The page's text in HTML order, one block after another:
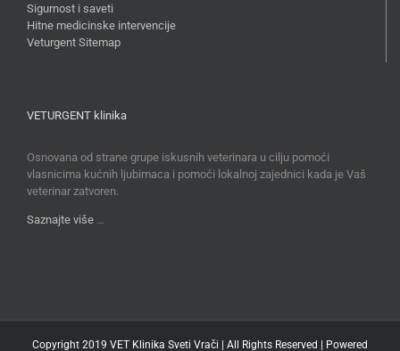
Sigurnost i saveti
Hitne medicinske intervencije
Veturgent Sitemap
VETURGENT klinika
Osnovana od strane grupe iskusnih veterinara u cilju pomoći
vlasnicima kućnih ljubimaca i pomoći lokalnoj zajednici kada je Vaš
veterinar zatvoren.
Saznajte više …
Copyright 2019 VET Klinika Sveti Vrači | All Rights Reserved | Powered